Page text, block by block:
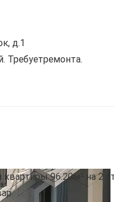
д.1
Требуетремонта.